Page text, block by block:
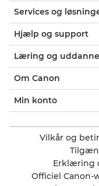
Services og
Hjælp og support
Læring og
Om Canon
Min konto
Vilkår og
Erklæring
Officiel Canon-